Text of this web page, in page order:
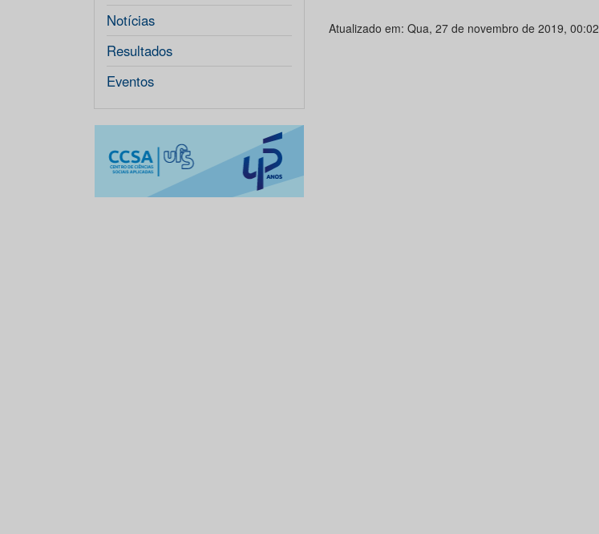
Notícias
Resultados
Eventos
Atualizado em: Qua, 27 de novembro de 2019, 00:02